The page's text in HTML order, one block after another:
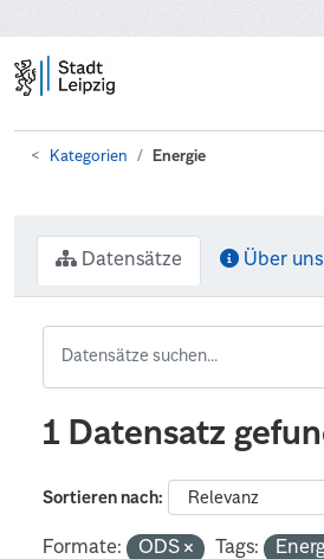
Kategorien Energie
Datensätze Über uns
1 Datensatz
Sortieren nach
Formate: ODS Tags: